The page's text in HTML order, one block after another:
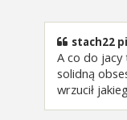
stach22
A co do
solidną
wrzucił